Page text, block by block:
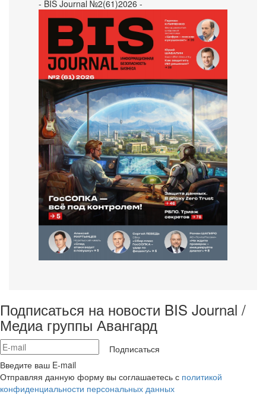
- BIS Journal №2(61)2026 -
Подписаться на новости BIS Journal /
Медиа группы Авангард
Подписаться
Введите ваш E-mail
Отправляя данную форму вы соглашаетесь с политикой
конфиденциальности персональных данных